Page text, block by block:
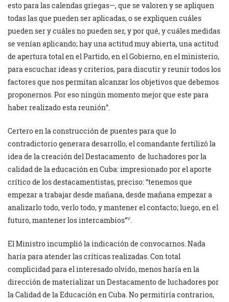
esto para las calendas griegas—, que se valoren y se apliquen
todas las que pueden ser aplicadas, o se expliquen cuáles
pueden ser y cuáles no pueden ser, y por qué, y cuáles medidas
se venían aplicando; hay una actitud muy abierta, una actitud
de apertura total en el Partido, en el Gobierno, en el ministerio,
para escuchar ideas y criterios, para discutir y reunir todos los
factores que nos permitan alcanzar los objetivos que debemos
proponernos. Por eso ningún momento mejor que este para
haber realizado esta reunión”.
Certero en la construcción de puentes para que lo
contradictorio generara desarrollo, el comandante fertilizó la
idea de la creación del Destacamento de luchadores por la
calidad de la educación en Cuba: impresionado por el aporte
crítico de los destacamentistas, preciso: “tenemos que
empezar a trabajar desde mañana, desde mañana empezar a
analizarlo todo, verlo todo, y mantener el contacto; luego, en el
futuro, mantener los intercambios”v.
El Ministro incumplió la indicación de convocarnos. Nada
haría para atender las críticas realizadas. Con total
complicidad para el interesado olvido, menos haría en la
dirección de materializar un Destacamento de luchadores por
la Calidad de la Educación en Cuba. No permitiría contrarios,